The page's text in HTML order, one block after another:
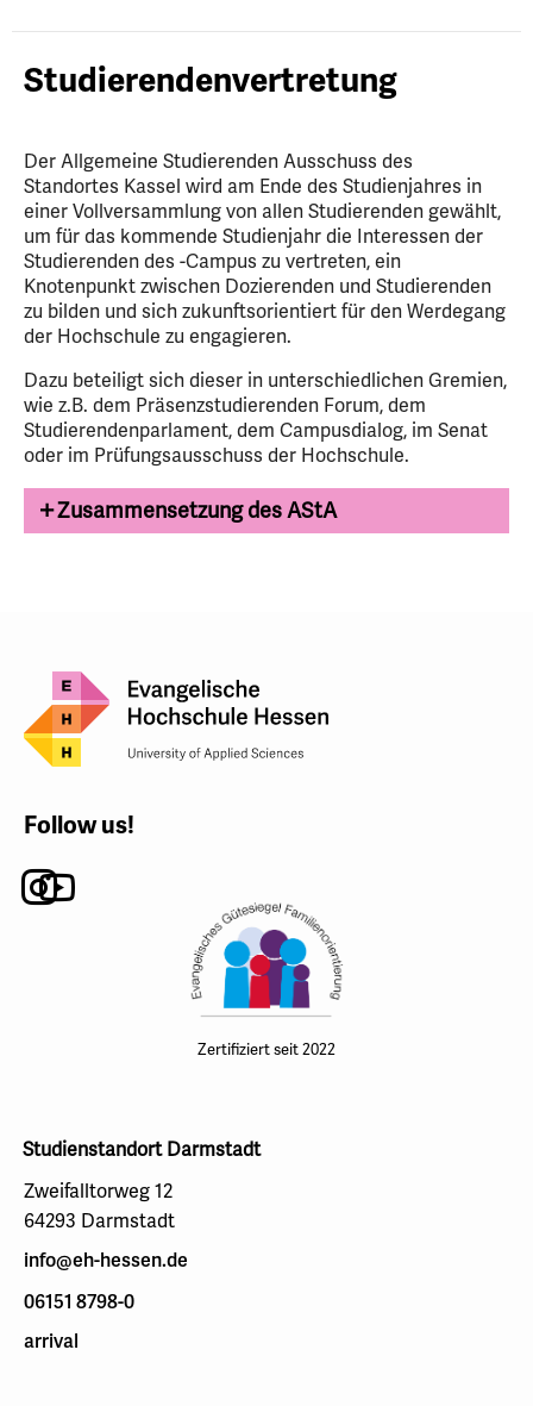
Studierendenvertretung
Der Allgemeine Studierenden Ausschuss des
Standortes Kassel wird am Ende des Studienjahres in
einer Vollversammlung von allen Studierenden gewählt,
um für das kommende Studienjahr die Interessen der
Studierenden des -Campus zu vertreten, ein
Knotenpunkt zwischen Dozierenden und Studierenden
zu bilden und sich zukunftsorientiert für den Werdegang
der Hochschule zu engagieren.
Dazu beteiligt sich dieser in unterschiedlichen Gremien,
wie z.B. dem Präsenzstudierenden Forum, dem
Studierendenparlament, dem Campusdialog, im Senat
oder im Prüfungsausschuss der Hochschule.
Zusammensetzung des AStA
Follow us!
Instagram
Youtube
Zertifiziert seit 2022
Studienstandort Darmstadt
Zweifalltorweg 12
64293 Darmstadt
info@eh-hessen.de
06151 8798-0
arrival